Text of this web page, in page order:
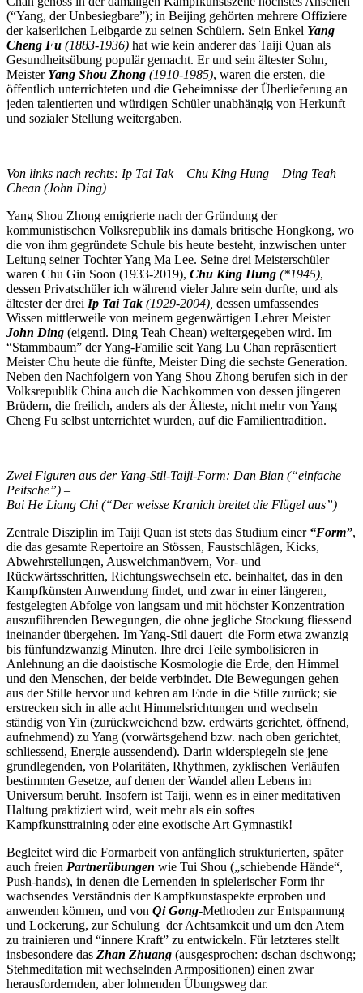
(“Yang, der Unbesiegbare”); in Beijing gehörten mehrere Offiziere
der kaiserlichen Leibgarde zu seinen Schülern. Sein Enkel Yang
Cheng Fu (1883-1936) hat wie kein anderer das Taiji Quan als
Gesundheitsübung populär gemacht. Er und sein ältester Sohn,
Meister Yang Shou Zhong (1910-1985), waren die ersten, die
öffentlich unterrichteten und die Geheimnisse der Überlieferung an
jeden talentierten und würdigen Schüler unabhängig von Herkunft
und sozialer Stellung weitergaben.
Von links nach rechts: Ip Tai Tak – Chu King Hung – Ding Teah
Chean (John Ding)
Yang Shou Zhong emigrierte nach der Gründung der
kommunistischen Volksrepublik ins damals britische Hongkong, wo
die von ihm gegründete Schule bis heute besteht, inzwischen unter
Leitung seiner Tochter Yang Ma Lee. Seine drei Meisterschüler
waren Chu Gin Soon (1933-2019), Chu King Hung (*1945),
dessen Privatschüler ich während vieler Jahre sein durfte, und als
ältester der drei Ip Tai Tak (1929-2004), dessen umfassendes
Wissen mittlerweile von meinem gegenwärtigen Lehrer Meister
John Ding (eigentl. Ding Teah Chean) weitergegeben wird. Im
“Stammbaum” der Yang-Familie seit Yang Lu Chan repräsentiert
Meister Chu heute die fünfte, Meister Ding die sechste Generation.
Neben den Nachfolgern von Yang Shou Zhong berufen sich in der
Volksrepublik China auch die Nachkommen von dessen jüngeren
Brüdern, die freilich, anders als der Älteste, nicht mehr von Yang
Cheng Fu selbst unterrichtet wurden, auf die Familientradition.
Zwei Figuren aus der Yang-Stil-Taiji-Form: Dan Bian (“einfache
Peitsche”) –
Bai He Liang Chi (“Der weisse Kranich breitet die Flügel aus”)
Zentrale Disziplin im Taiji Quan ist stets das Studium einer “Form”,
die das gesamte Repertoire an Stössen, Faustschlägen, Kicks,
Abwehrstellungen, Ausweichmanövern, Vor- und
Rückwärtsschritten, Richtungswechseln etc. beinhaltet, das in den
Kampfkünsten Anwendung findet, und zwar in einer längeren,
festgelegten Abfolge von langsam und mit höchster Konzentration
auszuführenden Bewegungen, die ohne jegliche Stockung fliessend
ineinander übergehen. Im Yang-Stil dauert die Form etwa zwanzig
bis fünfundzwanzig Minuten. Ihre drei Teile symbolisieren in
Anlehnung an die daoistische Kosmologie die Erde, den Himmel
und den Menschen, der beide verbindet. Die Bewegungen gehen
aus der Stille hervor und kehren am Ende in die Stille zurück; sie
erstrecken sich in alle acht Himmelsrichtungen und wechseln
ständig von Yin (zurückweichend bzw. erdwärts gerichtet, öffnend,
aufnehmend) zu Yang (vorwärtsgehend bzw. nach oben gerichtet,
schliessend, Energie aussendend). Darin widerspiegeln sie jene
grundlegenden, von Polaritäten, Rhythmen, zyklischen Verläufen
bestimmten Gesetze, auf denen der Wandel allen Lebens im
Universum beruht. Insofern ist Taiji, wenn es in einer meditativen
Haltung praktiziert wird, weit mehr als ein softes
Kampfkunsttraining oder eine exotische Art Gymnastik!
Begleitet wird die Formarbeit von anfänglich strukturierten, später
auch freien Partnerübungen wie Tui Shou („schiebende Hände“,
Push-hands), in denen die Lernenden in spielerischer Form ihr
wachsendes Verständnis der Kampfkunstaspekte erproben und
anwenden können, und von Qi Gong-Methoden zur Entspannung
und Lockerung, zur Schulung der Achtsamkeit und um den Atem
zu trainieren und “innere Kraft” zu entwickeln. Für letzteres stellt
insbesondere das Zhan Zhuang (ausgesprochen: dschan dschwong;
Stehmeditation mit wechselnden Armpositionen) einen zwar
herausfordernden, aber lohnenden Übungsweg dar.